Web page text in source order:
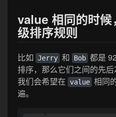
value 相同的时候
级排序规则
比如 Jerry 和 Bob 都是
排序，那么它们之间的先
我们会希望在 value 相同
遍。